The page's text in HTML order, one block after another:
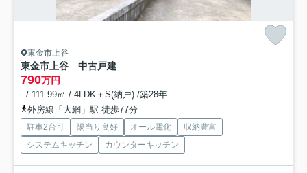
東金市上谷
東金市上谷 中古戸建
790万円
- / 111.99㎡ / 4LDK＋S(納戸) /築28年
外房線「大網」駅 徒歩77分
駐車2台可 陽当り良好 オール電化
収納豊富
システムキッチン
カウンターキッチン